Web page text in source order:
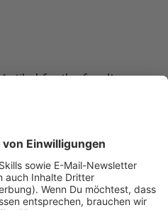
fortlaufend!
dem Kreis Viersen